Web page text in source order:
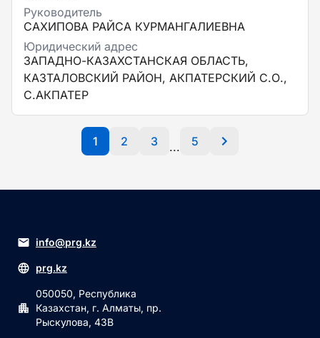
Руководитель
САХИПОВА РАЙСА КУРМАНГАЛИЕВНА
Юридический адрес
ЗАПАДНО-КАЗАХСТАНСКАЯ ОБЛАСТЬ,
КАЗТАЛОВСКИЙ РАЙОН, АКПАТЕРСКИЙ С.О.,
С.АКПАТЕР
1 2 3 ... 5
info@prg.kz
prg.kz
050050, Республика
Казахстан, г. Алматы, пр.
Рыскулова, 43В